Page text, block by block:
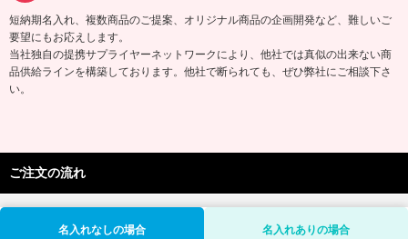
短納期名入れ、複数商品のご提案、オリジナル商品の企画開発など、難しいご
要望にもお応えします。
当社独自の提携サプライヤーネットワークにより、他社では真似の出来ない商
品供給ラインを構築しております。他社で断られても、ぜひ弊社にご相談下さ
い。
ご注文の流れ
名入れなしの場合 名入れありの場合